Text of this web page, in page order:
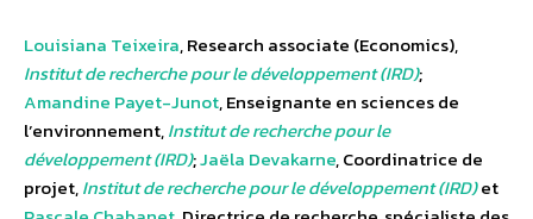
Louisiana Teixeira, Research associate (Economics),
Institut de recherche pour le développement (IRD);
Amandine Payet-Junot, Enseignante en sciences de
l’environnement,Institut de recherche pour le
développement (IRD);Jaëla Devakarne, Coordinatrice de
projet,Institut de recherche pour le développement (IRD)et